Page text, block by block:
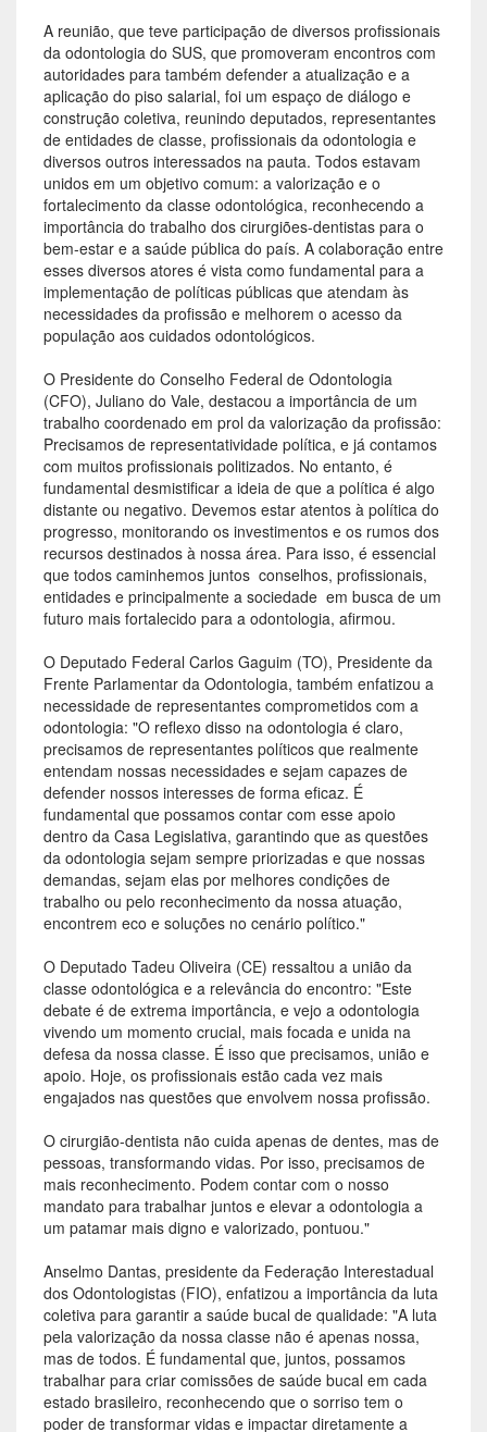
A reunião, que teve participação de diversos profissionais
da odontologia do SUS, que promoveram encontros com
autoridades para também defender a atualização e a
aplicação do piso salarial, foi um espaço de diálogo e
construção coletiva, reunindo deputados, representantes
de entidades de classe, profissionais da odontologia e
diversos outros interessados na pauta. Todos estavam
unidos em um objetivo comum: a valorização e o
fortalecimento da classe odontológica, reconhecendo a
importância do trabalho dos cirurgiões-dentistas para o
bem-estar e a saúde pública do país. A colaboração entre
esses diversos atores é vista como fundamental para a
implementação de políticas públicas que atendam às
necessidades da profissão e melhorem o acesso da
população aos cuidados odontológicos.
O Presidente do Conselho Federal de Odontologia
(CFO), Juliano do Vale, destacou a importância de um
trabalho coordenado em prol da valorização da profissão:
Precisamos de representatividade política, e já contamos
com muitos profissionais politizados. No entanto, é
fundamental desmistificar a ideia de que a política é algo
distante ou negativo. Devemos estar atentos à política do
progresso, monitorando os investimentos e os rumos dos
recursos destinados à nossa área. Para isso, é essencial
que todos caminhemos juntos  conselhos, profissionais,
entidades e principalmente a sociedade  em busca de um
futuro mais fortalecido para a odontologia, afirmou.
O Deputado Federal Carlos Gaguim (TO), Presidente da
Frente Parlamentar da Odontologia, também enfatizou a
necessidade de representantes comprometidos com a
odontologia: "O reflexo disso na odontologia é claro,
precisamos de representantes políticos que realmente
entendam nossas necessidades e sejam capazes de
defender nossos interesses de forma eficaz. É
fundamental que possamos contar com esse apoio
dentro da Casa Legislativa, garantindo que as questões
da odontologia sejam sempre priorizadas e que nossas
demandas, sejam elas por melhores condições de
trabalho ou pelo reconhecimento da nossa atuação,
encontrem eco e soluções no cenário político."
O Deputado Tadeu Oliveira (CE) ressaltou a união da
classe odontológica e a relevância do encontro: "Este
debate é de extrema importância, e vejo a odontologia
vivendo um momento crucial, mais focada e unida na
defesa da nossa classe. É isso que precisamos, união e
apoio. Hoje, os profissionais estão cada vez mais
engajados nas questões que envolvem nossa profissão.
O cirurgião-dentista não cuida apenas de dentes, mas de
pessoas, transformando vidas. Por isso, precisamos de
mais reconhecimento. Podem contar com o nosso
mandato para trabalhar juntos e elevar a odontologia a
um patamar mais digno e valorizado, pontuou."
Anselmo Dantas, presidente da Federação Interestadual
dos Odontologistas (FIO), enfatizou a importância da luta
coletiva para garantir a saúde bucal de qualidade: "A luta
pela valorização da nossa classe não é apenas nossa,
mas de todos. É fundamental que, juntos, possamos
trabalhar para criar comissões de saúde bucal em cada
estado brasileiro, reconhecendo que o sorriso tem o
poder de transformar vidas e impactar diretamente a